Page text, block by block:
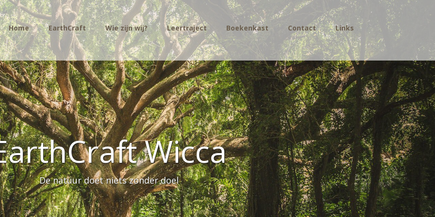
Home EarthCraft Wie zijn wij? Leertraject Boekenkast Contact Links
Wicca
De natuur doet niets zonder doel